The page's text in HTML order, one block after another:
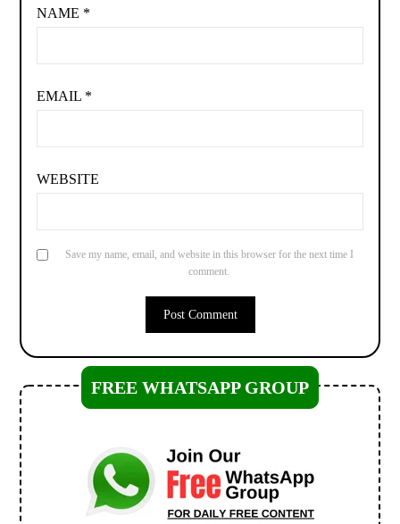
NAME *
EMAIL *
WEBSITE
Save my name, email, and website in this browser for the next time I
comment.
FREE WHATSAPP GROUP